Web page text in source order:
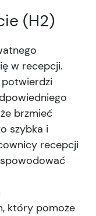
(H2)
w recepcji.
potwierdzi
brzmieć
szybka i
recepcji
który pomoże